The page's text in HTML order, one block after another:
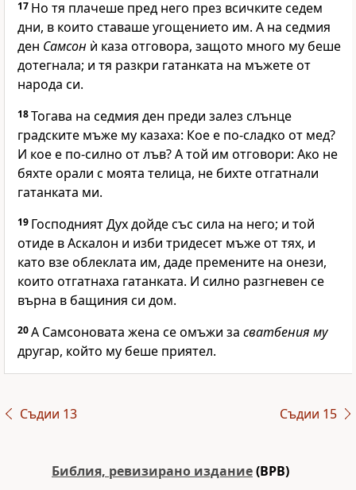
17 Но тя плачеше пред него през всичките седем
дни, в които ставаше угощението им. А на седмия
ден Самсон ѝ каза отговора, защото много му беше
дотегнала; и тя разкри гатанката на мъжете от
народа си.
18Тогава на седмия ден преди залез слънце
градските мъже му казаха: Кое е по-сладко от мед?
И кое е по-силно от лъв? А той им отговори: Ако не
бяхте орали с моята телица, не бихте отгатнали
гатанката ми.
19 ГосподниятДух дойде със сила на него; и той
отиде в Аскалон и изби тридесет мъже от тях, и
като взе облеклата им, даде премените на онези,
които отгатнаха гатанката. И силно разгневен се
върна в бащиния си дом.
20А Самсоновата жена се омъжи за сватбения му
другар, който му беше приятел.
Съдии 13 Съдии 15
Библия, ревизирано издание(BPB)